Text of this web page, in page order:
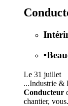
•
Le 31 juillet
...Industrie &
Conducteur
chantier,